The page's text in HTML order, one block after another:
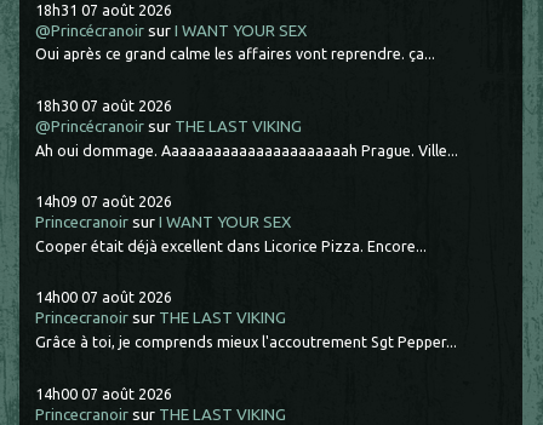
18h31 07 août 2026
@Princécranoir surI WANT YOUR SEX
Oui après ce grand calme les affaires vont reprendre. ça...
18h30 07 août 2026
@Princécranoir sur THE LAST VIKING
Ah oui dommage. Aaaaaaaaaaaaaaaaaaaaaah Prague. Ville...
14h09 07 août 2026
Princecranoir surI WANT YOUR SEX
Cooper était déjà excellent dans Licorice Pizza. Encore...
14h00 07 août 2026
Princecranoir sur THE LAST VIKING
Grâce à toi, je comprends mieux l'accoutrement Sgt Pepper...
14h00 07 août 2026
Princecranoir sur THE LAST VIKING